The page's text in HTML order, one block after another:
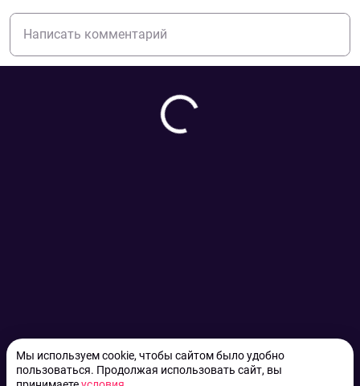
Мы используем cookie, чтобы сайтом было удобно
пользоваться. Продолжая использовать сайт, вы